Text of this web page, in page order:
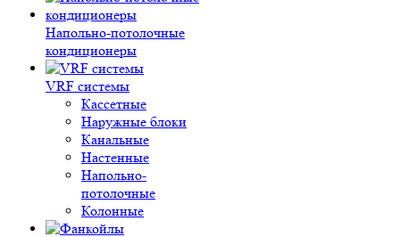
Напольно-потолочные
кондиционеры
VRF системы
Кассетные
Наружные блоки
Канальные
Настенные
Напольно-
потолочные
Колонные